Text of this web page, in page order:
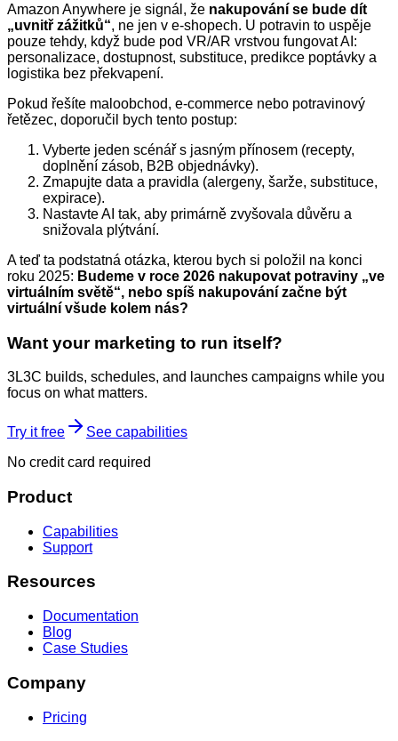
Amazon Anywhere je signál, že nakupování se bude dít
„uvnitř zážitků“, ne jen v e‑shopech. U potravin to uspěje
pouze tehdy, když bude pod VR/AR vrstvou fungovat AI:
personalizace, dostupnost, substituce, predikce poptávky a
logistika bez překvapení.
Pokud řešíte maloobchod, e‑commerce nebo potravinový
řetězec, doporučil bych tento postup:
Vyberte jeden scénář s jasným přínosem (recepty,
doplnění zásob, B2B objednávky).
Zmapujte data a pravidla (alergeny, šarže, substituce,
expirace).
Nastavte AI tak, aby primárně zvyšovala důvěru a
snižovala plýtvání.
A teď ta podstatná otázka, kterou bych si položil na konci
roku 2025: Budeme v roce 2026 nakupovat potraviny „ve
virtuálním světě“, nebo spíš nakupování začne být
virtuální všude kolem nás?
Want your marketing to run itself?
3L3C builds, schedules, and launches campaigns while you
focus on what matters.
Try it free
See capabilities
No credit card required
Product
Capabilities
Support
Resources
Documentation
Blog
Case Studies
Company
Pricing